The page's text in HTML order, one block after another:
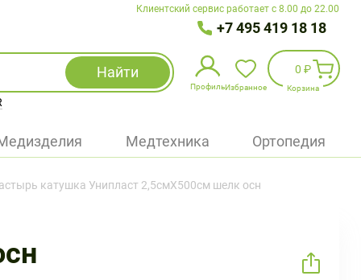
Клиентский сервис работает с 8.00 до 22.00
+7 495 419 18 18
Найти
Профиль
Избранное
Войти
Избранное
0 ₽
Корзина
Медтехника Ортопедия
катушка Унипласт 2,5смX500см шелк осн